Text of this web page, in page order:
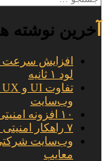
آخرین نوشته
لود ۱ ثانیه
وب‌سایت
۱۰ افزونه امنیتی وردپرس که امروز باید نصب کنید
۷ راهکار امنیتی وردپرس: امنیت سایت‌تان را قفل کنید
وب‌سایت شرکتی
معایب